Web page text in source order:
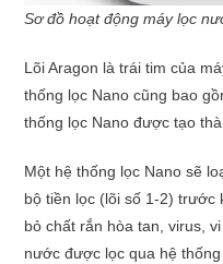
Sơ đồ hoạt động máy lọc
Lõi Aragon là trái tim của
thống lọc Nano cũng bao
thống lọc Nano được tạo
Một hệ thống lọc Nano sẽ
bộ tiền lọc (lõi số 1-2) trước
bỏ chất rắn hòa tan, virus,
nước được lọc qua hệ